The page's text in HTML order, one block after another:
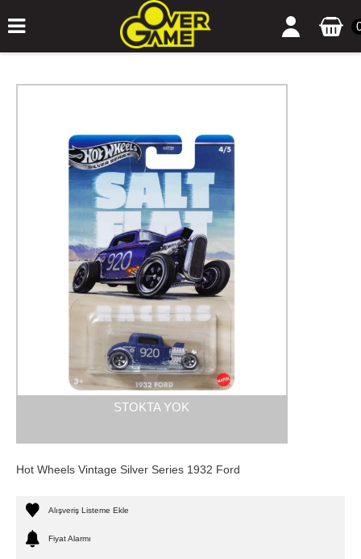
STOKTA YOK
Hot Wheels Vintage Silver Series 1932 Ford
Alışveriş Listeme Ekle
Fiyat Alarmı